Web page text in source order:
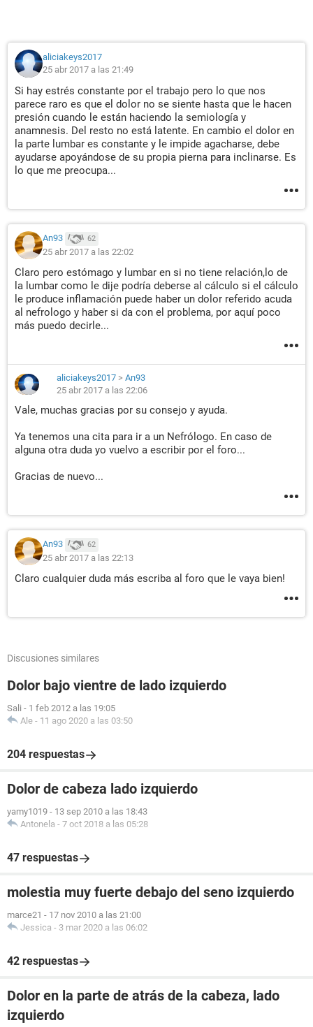
aliciakeys2017
25 abr 2017 a las 21:49
Si hay estrés constante por el trabajo pero lo que nos
parece raro es que el dolor no se siente hasta que le hacen
presión cuando le están haciendo la semiología y
anamnesis. Del resto no está latente. En cambio el dolor en
la parte lumbar es constante y le impide agacharse, debe
ayudarse apoyándose de su propia pierna para inclinarse. Es
lo que me preocupa...
An93 62
25 abr 2017 a las 22:02
Claro pero estómago y lumbar en si no tiene relación,lo de
la lumbar como le dije podría deberse al cálculo si el cálculo
le produce inflamación puede haber un dolor referido acuda
al nefrologo y haber si da con el problema, por aquí poco
más puedo decirle...
aliciakeys2017 > An93
25 abr 2017 a las 22:06
Vale, muchas gracias por su consejo y ayuda.
Ya tenemos una cita para ir a un Nefrólogo. En caso de
alguna otra duda yo vuelvo a escribir por el foro...
Gracias de nuevo...
An93 62
25 abr 2017 a las 22:13
Claro cualquier duda más escriba al foro que le vaya bien!
Discusiones similares
Dolor bajo vientre de lado izquierdo
Sali - 1 feb 2012 a las 19:05
Ale - 11 ago 2020 a las 03:50
204 respuestas
Dolor de cabeza lado izquierdo
yamy1019 - 13 sep 2010 a las 18:43
Antonela - 7 oct 2018 a las 05:28
47 respuestas
molestia muy fuerte debajo del seno izquierdo
marce21 - 17 nov 2010 a las 21:00
Jessica - 3 mar 2020 a las 06:02
42 respuestas
Dolor en la parte de atrás de la cabeza, lado
izquierdo